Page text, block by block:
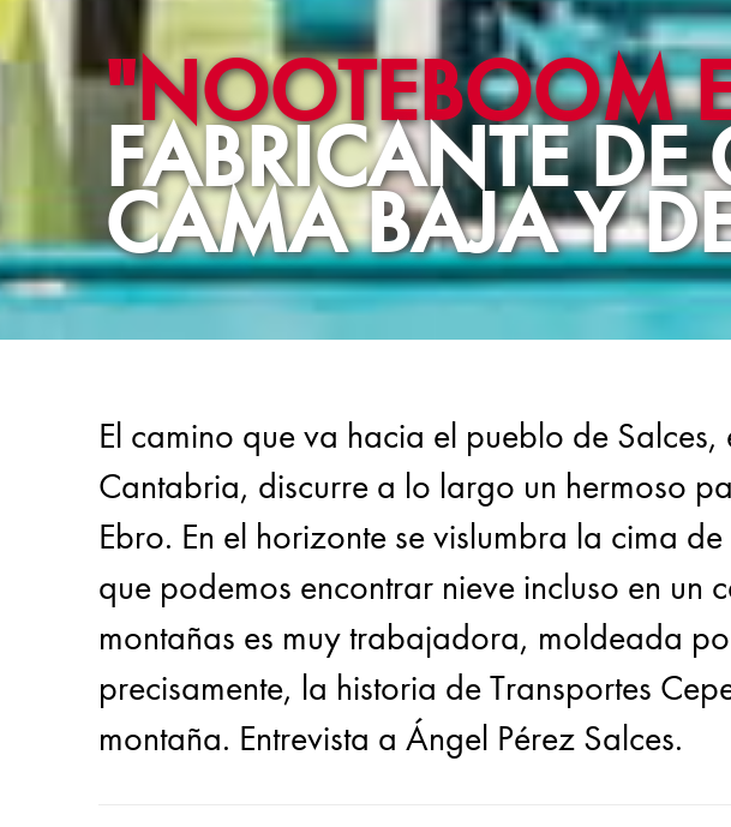
"NOOTEBOOM
FABRICANTE
CAMA BAJA Y
El camino que va hacia el pueblo de
Cantabria, discurre a lo largo un hermoso
Ebro. En el horizonte se vislumbra la cima
que podemos encontrar nieve incluso en un
montañas es muy trabajadora, moldeada
precisamente, la historia de Transportes
montaña. Entrevista a Ángel Pérez Salces.